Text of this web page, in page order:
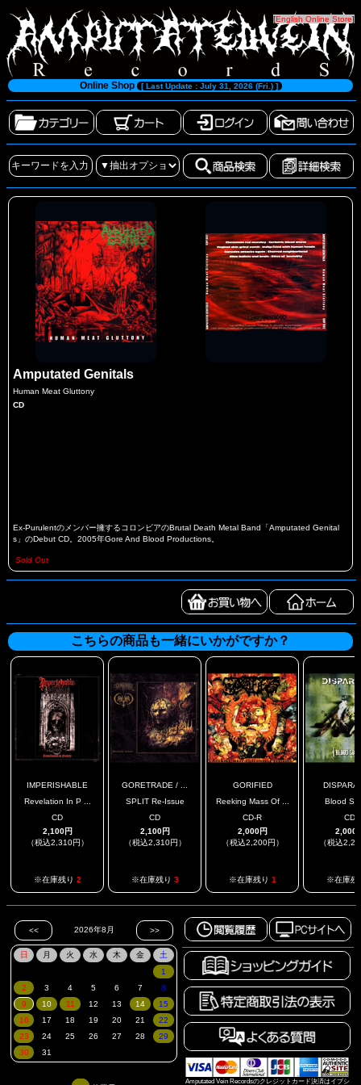
[English Online Store]
Online Shop [ Last Update : July 31, 2026 (Fri.) ]
Amputated Genitals
Human Meat Gluttony
CD
Ex-Purulentのメンバー擁するコロンビアのBrutal Death Metal Band「Amputated Genital
s」のDebut CD。2005年Gore And Blood Productions。
Sold Out
こちらの商品も一緒にいかがですか？
IMPERISHABLE
Revelation In P ...
CD
2,100円
（税込2,310円）
※在庫残り 2
GORETRADE / ...
SPLIT Re-Issue
CD
2,100円
（税込2,310円）
※在庫残り 3
GORIFIED
Reeking Mass Of ...
CD-R
2,000円
（税込2,200円）
※在庫残り 1
Blood
CD
2,000
（税込
※在庫残
Amputated Vein Recordsのクレジットカード決済はイプシ